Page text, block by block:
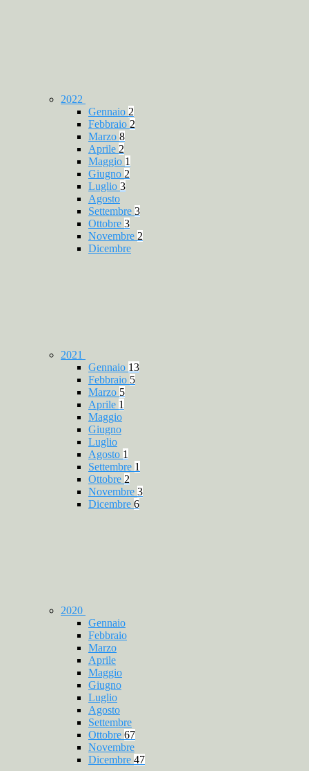
2022
Gennaio 2
Febbraio 2
Marzo 8
Aprile 2
Maggio 1
Giugno 2
Luglio 3
Agosto
Settembre 3
Ottobre 3
Novembre 2
Dicembre
2021
Gennaio 13
Febbraio 5
Marzo 5
Aprile 1
Maggio
Giugno
Luglio
Agosto 1
Settembre 1
Ottobre 2
Novembre 3
Dicembre 6
2020
Gennaio
Febbraio
Marzo
Aprile
Maggio
Giugno
Luglio
Agosto
Settembre
Ottobre 67
Novembre
Dicembre 47